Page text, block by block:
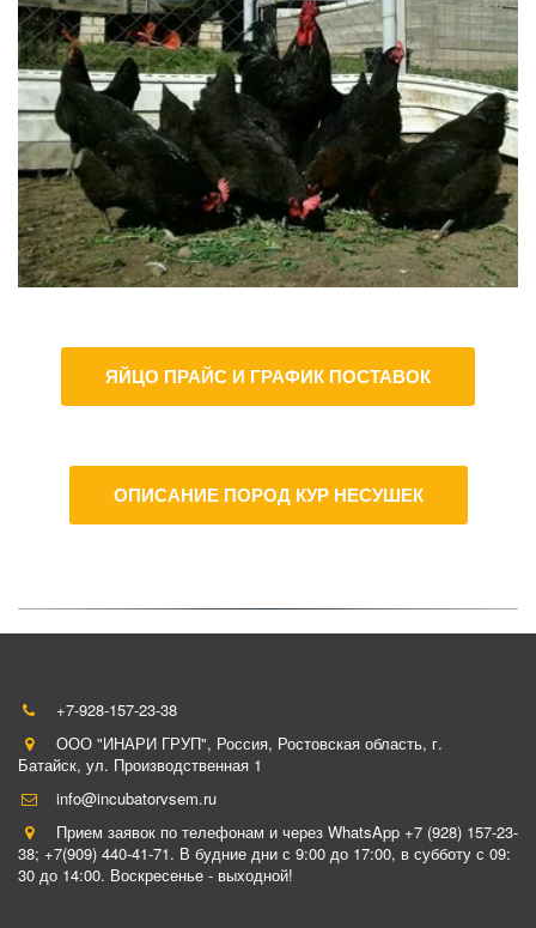
ЯЙЦО ПРАЙС И ГРАФИК ПОСТАВОК
ОПИСАНИЕ ПОРОД КУР НЕСУШЕК
+7-928-157-23-38
ООО "ИНАРИ ГРУП", Россия, Ростовская область, г.
Батайск, ул. Производственная 1
info@incubatorvsem.ru
Прием заявок по телефонам и через WhatsApp +7 (928) 157-23-
38; +7(909) 440-41-71. В будние дни с 9:00 до 17:00, в субботу с 09:
30 до 14:00. Воскресенье - выходной!